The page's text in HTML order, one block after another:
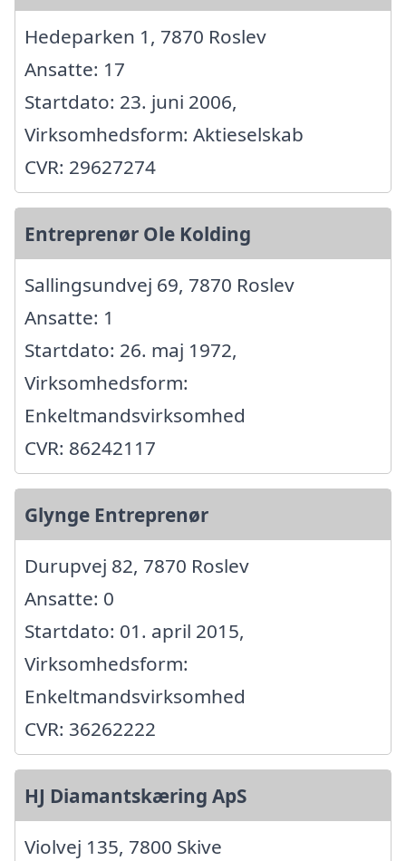
Hedeparken 1, 7870 Roslev
Ansatte: 17
Startdato: 23. juni 2006,
Virksomhedsform: Aktieselskab
CVR: 29627274
Entreprenør Ole Kolding
Sallingsundvej 69, 7870 Roslev
Ansatte: 1
Startdato: 26. maj 1972,
Virksomhedsform:
Enkeltmandsvirksomhed
CVR: 86242117
Glynge Entreprenør
Durupvej 82, 7870 Roslev
Ansatte: 0
Startdato: 01. april 2015,
Virksomhedsform:
Enkeltmandsvirksomhed
CVR: 36262222
HJ Diamantskæring ApS
Violvej 135, 7800 Skive